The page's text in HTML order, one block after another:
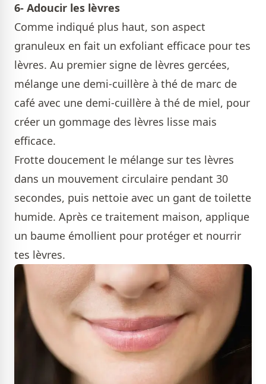
6- Adoucir les lèvres
Comme indiqué plus haut, son aspect
granuleux en fait un exfoliant efficace pour tes
lèvres. Au premier signe de lèvres gercées,
mélange une demi-cuillère à thé de marc de
café avec une demi-cuillère à thé de miel, pour
créer un gommage des lèvres lisse mais
efficace.
Frotte doucement le mélange sur tes lèvres
dans un mouvement circulaire pendant 30
secondes, puis nettoie avec un gant de toilette
humide. Après ce traitement maison, applique
un baume émollient pour protéger et nourrir
tes lèvres.